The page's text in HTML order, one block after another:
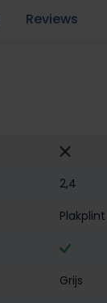
Reviews
2,4
Plakplint
Grijs